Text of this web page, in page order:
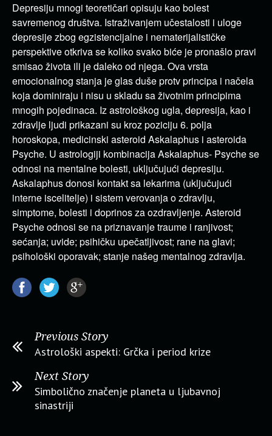
Depresiju mnogi teoretičari opisuju kao bolest
savremenog društva. Istraživanjem učestalosti i uloge
depresije zbog egzistencijalne i nematerijalističke
perspektive otkriva se koliko svako biće je pronašlo pravi
smisao života ili je daleko od njega. Ova vrsta
emocionalnog stanja je glas duše protv principa i načela
koja dominiraju i nisu u skladu sa životnim principima
mnogih pojedinaca. Iz astrološkog ugla, depresija, kao i
zdravlje ljudi prikazani su kroz poziciju 6. polja
horoskopa, medicinski asteroid Askalaphus i asteroida
Psyche. U astrologiji kombinacija Askalaphus- Psyche se
odnosi na mentalne bolesti, uključujući depresiju.
Askalaphus donosi kontakt sa lekarima (uključujući
interne iscelitelje) i sistem verovanja o zdravlju,
simptome, bolesti i doprinos za ozdravljenje. Asteroid
Psyche odnosi se na priznavanje traume i ranjivost;
sećanja; uvide; psihičku upečatljivost; rane na glavi;
psihološki oporavak; stanje našeg mentalnog zdravlja.
Previous Story
Astrološki aspekti: Grčka i period krize
Next Story
Simbolično značenje planeta u ljubavnoj
sinastriji